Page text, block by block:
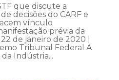
que discute a
decisões do CARF e
vínculo
prévia da
de janeiro de 2020 |
Tribunal Federal A
da Indústria...